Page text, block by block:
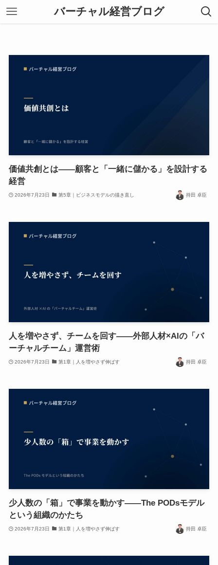
バーチャル経営ブログ
価値共創とは——顧客と「一緒に儲かる」を設計する
経営
2026年7月23日 第5章｜ビジネスモデルの描き直し 持田 卓臣
人を増やさず、チームを回す——外部人材×AIの「バ
ーチャルチーム」運営術
2026年7月23日 第1章｜人を増やさず伸ばす 持田 卓臣
少人数の「箱」で事業を動かす——The PODsモデル
という組織のかたち
2026年7月23日 第1章｜人を増やさず伸ばす 持田 卓臣